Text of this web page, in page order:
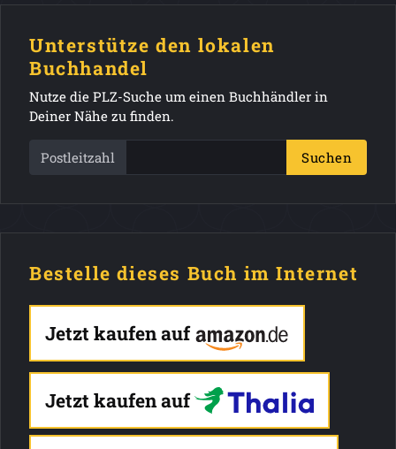
Unterstütze den lokalen
Buchhandel
Nutze die PLZ-Suche um einen Buchhändler in
Deiner Nähe zu finden.
Postleitzahl Suchen
Bestelle dieses Buch im Internet
Jetzt kaufen auf
Jetzt kaufen auf